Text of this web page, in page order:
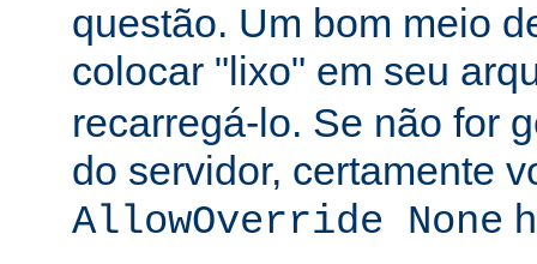
questão. Um bom meio
colocar "lixo" em seu
recarregá-lo. Se não for
do servidor, certamente
AllowOverride None